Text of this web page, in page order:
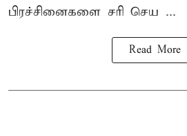
பிரச்சினைகளை சரி செய ...
Read More